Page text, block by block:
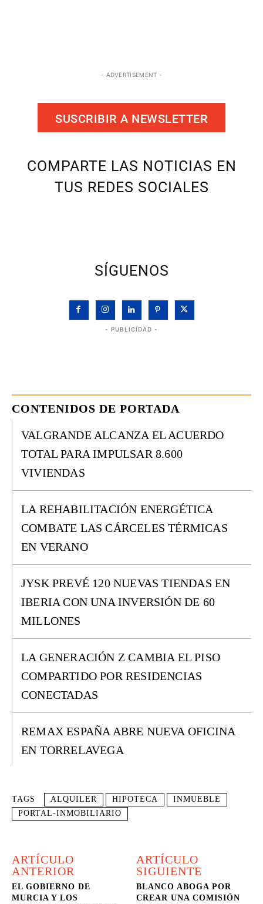
- ADVERTISEMENT -
SUSCRIBIR A NEWSLETTER
COMPARTE LAS NOTICIAS EN
TUS REDES SOCIALES
SÍGUENOS
- PUBLICIDAD -
CONTENIDOS DE PORTADA
VALGRANDE ALCANZA EL ACUERDO
TOTAL PARA IMPULSAR 8.600
VIVIENDAS
LA REHABILITACIÓN ENERGÉTICA
COMBATE LAS CÁRCELES TÉRMICAS
EN VERANO
JYSK PREVÉ 120 NUEVAS TIENDAS EN
IBERIA CON UNA INVERSIÓN DE 60
MILLONES
LA GENERACIÓN Z CAMBIA EL PISO
COMPARTIDO POR RESIDENCIAS
CONECTADAS
REMAX ESPAÑA ABRE NUEVA OFICINA
EN TORRELAVEGA
TAGS ALQUILER HIPOTECA
INMUEBLE
PORTAL-INMOBILIARIO
ARTÍCULO
ANTERIOR
EL GOBIERNO DE
MURCIA Y LOS
ARTÍCULO
SIGUIENTE
BLANCO ABOGA POR
CREAR UNA COMISIÓN